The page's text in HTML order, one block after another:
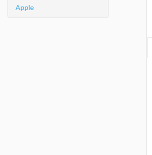
Apple